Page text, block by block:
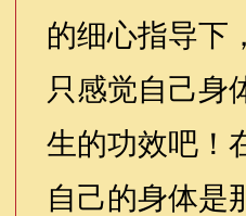
的细心指导下
只感觉自己身
生的功效吧！
自己的身体是